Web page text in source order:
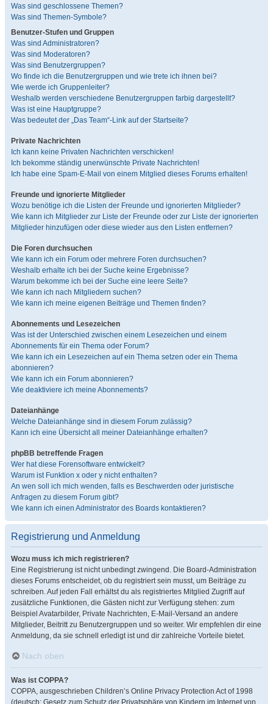
Was sind geschlossene Themen?
Was sind Themen-Symbole?
Benutzer-Stufen und Gruppen
Was sind Administratoren?
Was sind Moderatoren?
Was sind Benutzergruppen?
Wo finde ich die Benutzergruppen und wie trete ich ihnen bei?
Wie werde ich Gruppenleiter?
Weshalb werden verschiedene Benutzergruppen farbig dargestellt?
Was ist eine Hauptgruppe?
Was bedeutet der „Das Team“-Link auf der Startseite?
Private Nachrichten
Ich kann keine Privaten Nachrichten verschicken!
Ich bekomme ständig unerwünschte Private Nachrichten!
Ich habe eine Spam-E-Mail von einem Mitglied dieses Forums erhalten!
Freunde und ignorierte Mitglieder
Wozu benötige ich die Listen der Freunde und ignorierten Mitglieder?
Wie kann ich Mitglieder zur Liste der Freunde oder zur Liste der ignorierten
Mitglieder hinzufügen oder diese wieder aus den Listen entfernen?
Die Foren durchsuchen
Wie kann ich ein Forum oder mehrere Foren durchsuchen?
Weshalb erhalte ich bei der Suche keine Ergebnisse?
Warum bekomme ich bei der Suche eine leere Seite?
Wie kann ich nach Mitgliedern suchen?
Wie kann ich meine eigenen Beiträge und Themen finden?
Abonnements und Lesezeichen
Was ist der Unterschied zwischen einem Lesezeichen und einem
Abonnements für ein Thema oder Forum?
Wie kann ich ein Lesezeichen auf ein Thema setzen oder ein Thema
abonnieren?
Wie kann ich ein Forum abonnieren?
Wie deaktiviere ich meine Abonnements?
Dateianhänge
Welche Dateianhänge sind in diesem Forum zulässig?
Kann ich eine Übersicht all meiner Dateianhänge erhalten?
phpBB betreffende Fragen
Wer hat diese Forensoftware entwickelt?
Warum ist Funktion x oder y nicht enthalten?
An wen soll ich mich wenden, falls es Beschwerden oder juristische
Anfragen zu diesem Forum gibt?
Wie kann ich einen Administrator des Boards kontaktieren?
Registrierung und Anmeldung
Wozu muss ich mich registrieren?
Eine Registrierung ist nicht unbedingt zwingend. Die Board-Administration
dieses Forums entscheidet, ob du registriert sein musst, um Beiträge zu
schreiben. Auf jeden Fall erhältst du als registriertes Mitglied Zugriff auf
zusätzliche Funktionen, die Gästen nicht zur Verfügung stehen: zum
Beispiel Avatarbilder, Private Nachrichten, E-Mail-Versand an andere
Mitglieder, Beitritt zu Benutzergruppen und so weiter. Wir empfehlen dir eine
Anmeldung, da sie schnell erledigt ist und dir zahlreiche Vorteile bietet.
Nach oben
Was ist COPPA?
COPPA, ausgeschrieben Children’s Online Privacy Protection Act of 1998
(deutsch: Gesetz zum Schutz der Privatsphäre von Kindern im Internet von